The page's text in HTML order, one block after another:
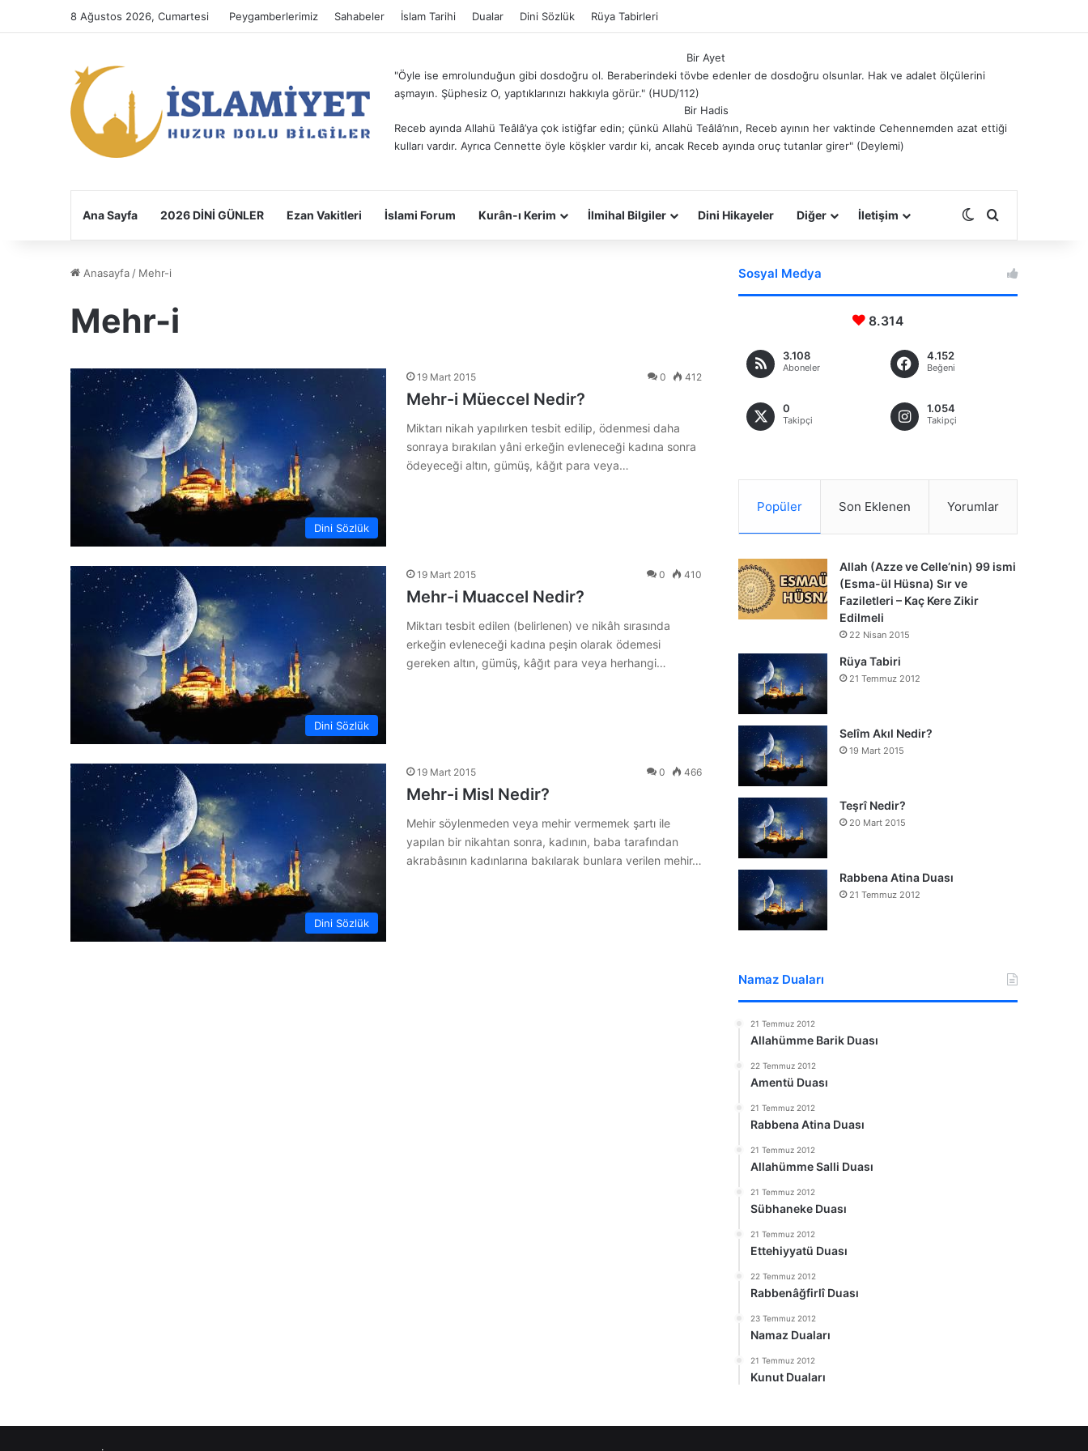
8 Ağustos 2026, Cumartesi Peygamberlerimiz Sahabeler İslam Tarihi Dualar Dini Sözlük Rüya Tabirleri
Bir Ayet
"Öyle ise emrolunduğun gibi dosdoğru ol. Beraberindeki tövbe edenler de dosdoğru olsunlar. Hak ve adalet ölçülerini
aşmayın. Şüphesiz O, yaptıklarınızı hakkıyla görür." (HUD/112)
Bir Hadis
Receb ayında Allahü Teâlâ’ya çok istiğfar edin; çünkü Allahü Teâlâ’nın, Receb ayının her vaktinde Cehennemden azat ettiği
kulları vardır. Ayrıca Cennette öyle köşkler vardır ki, ancak Receb ayında oruç tutanlar girer" (Deylemi)
Ana Sayfa 2026 DİNİ GÜNLER Ezan Vakitleri İslami Forum Kurân-ı Kerim İlmihal Bilgiler Dini Hikayeler Diğer İletişim Dış görünümü
Anasayfa / Mehr-i
Mehr-i
Dini Sözlük
19 Mart 2015 0 412
Mehr-i Müeccel Nedir?
Miktarı nikah yapılırken tesbit edilip, ödenmesi daha
sonraya bırakılan yâni erkeğin evleneceği kadına sonra
ödeyeceği altın, gümüş, kâğıt para veya…
Dini Sözlük
19 Mart 2015 0 410
Mehr-i Muaccel Nedir?
Miktarı tesbit edilen (belirlenen) ve nikâh sırasında
erkeğin evleneceği kadına peşin olarak ödemesi
gereken altın, gümüş, kâğıt para veya herhangi…
Dini Sözlük
19 Mart 2015 0 466
Mehr-i Misl Nedir?
Mehir söylenmeden veya mehir vermemek şartı ile
yapılan bir nikahtan sonra, kadının, baba tarafından
akrabâsının kadınlarına bakılarak bunlara verilen mehir…
Sosyal Medya
8.314
3.108
Aboneler
4.152
Beğeni
0
Takipçi
1.054
Takipçi
Popüler Son Eklenen Yorumlar
Allah (Azze ve Celle’nin) 99 ismi
(Esma-ül Hüsna) Sır ve
Faziletleri – Kaç Kere Zikir
Edilmeli
22 Nisan 2015
Rüya Tabiri
21 Temmuz 2012
Selîm Akıl Nedir?
19 Mart 2015
Teşrî Nedir?
20 Mart 2015
Rabbena Atina Duası
21 Temmuz 2012
Namaz Duaları
21 Temmuz 2012
Allahümme Barik Duası
22 Temmuz 2012
Amentü Duası
21 Temmuz 2012
Rabbena Atina Duası
21 Temmuz 2012
Allahümme Salli Duası
21 Temmuz 2012
Sübhaneke Duası
21 Temmuz 2012
Ettehiyyatü Duası
22 Temmuz 2012
Rabbenâğfirlî Duası
23 Temmuz 2012
Namaz Duaları
21 Temmuz 2012
Kunut Duaları